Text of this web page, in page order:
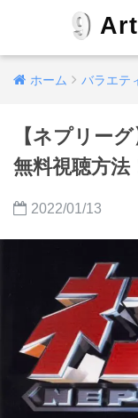
ホーム バラエテ
【ネプリー
無料視聴方法
2022/01/13